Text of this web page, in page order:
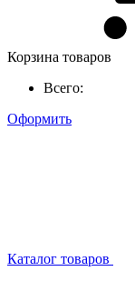
Корзина товаров
Всего:
Оформить
Каталог товаров